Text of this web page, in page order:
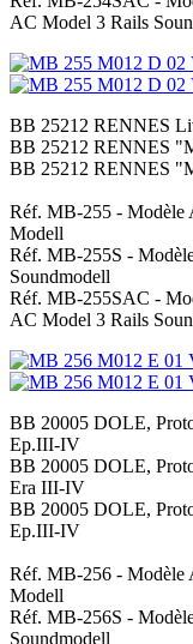
AC Model 3 Rails
BB 25212 RENNES
BB 25212 RENNES
BB 25212 RENNES
Réf. MB-255 - Modèle
Modell
Réf. MB-255S -
Soundmodell
Réf. MB-255SAC -
AC Model 3 Rails
BB 20005 DOLE,
Ep.III-IV
BB 20005 DOLE,
Era III-IV
BB 20005 DOLE,
Ep.III-IV
Réf. MB-256 - Modèle
Modell
Réf. MB-256S -
Soundmodell